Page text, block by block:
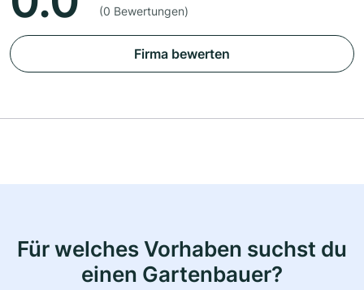
(0 Bewertungen)
Firma bewerten
Für welches Vorhaben suchst du
einen Gartenbauer?